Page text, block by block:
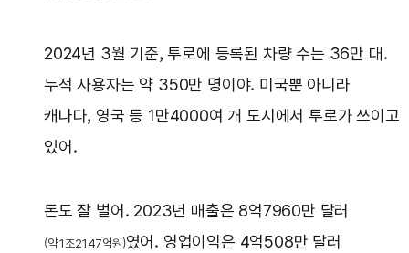
2024년 3월 기준, 투로에 등록된 차량 수는 36만 대.
누적 사용자는 약 350만 명이야. 미국뿐 아니라
캐나다, 영국 등 1만4000여 개 도시에서 투로가 쓰이고
있어.
돈도 잘 벌어. 2023년 매출은 8억7960만 달러
(약 1조2147억원)였어. 영업이익은 4억508만 달러